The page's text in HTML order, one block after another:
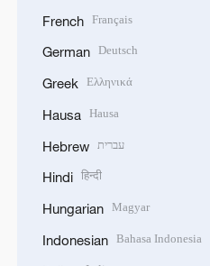
French Français
German Deutsch
Greek Ελληνικά
Hausa Hausa
Hebrew עברית
Hindi हिन्दी
Hungarian Magyar
Indonesian Bahasa Indonesia